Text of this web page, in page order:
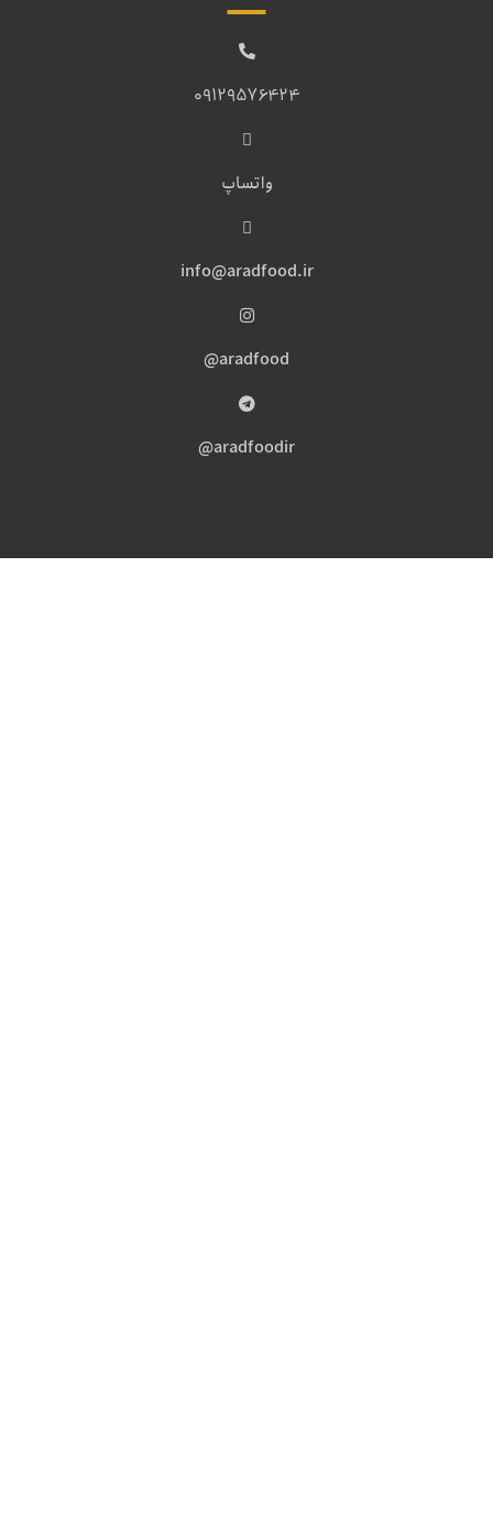
09129576424
واتساپ
info@aradfood.ir
aradfood@
aradfoodir@